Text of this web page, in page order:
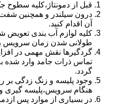
قبل از دمونتاژ،کلیه
درون سیلندر و همچنین
آن اقدام کنید.
کلیه لوازم آب بندی تعویض
طولانی شدن زمان سرویس
گردگیرها نقش مهمی در
تماس ذرات جامد وارد شده
گردد.
وجود پلیسه و زنگ زدگی بر
هنگام سرویس،پلیسه گیری
در بسیاری از موارد پس